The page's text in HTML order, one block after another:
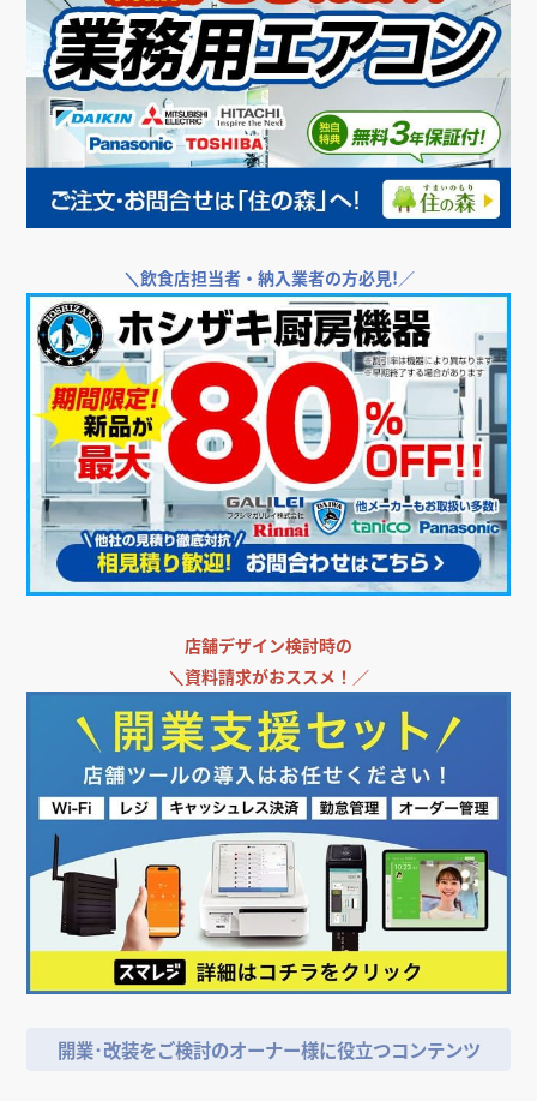
＼飲食店担当者・納入業者の方必見!／
店舗デザイン検討時の
＼資料請求がおススメ！／
開業･改装をご検討のオーナー様に役立つコンテンツ